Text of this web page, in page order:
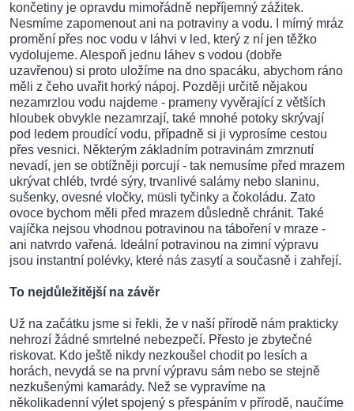
končetiny je opravdu mimořádně nepříjemný zážitek.
Nesmíme zapomenout ani na potraviny a vodu. I mírný mráz
promění přes noc vodu v láhvi v led, který z ní jen těžko
vydolujeme. Alespoň jednu láhev s vodou (dobře
uzavřenou) si proto uložíme na dno spacáku, abychom ráno
měli z čeho uvařit horký nápoj. Později určitě nějakou
nezamrzlou vodu najdeme - prameny vyvěrající z větších
hloubek obvykle nezamrzají, také mnohé potoky skrývají
pod ledem proudící vodu, případně si ji vyprosíme cestou
přes vesnici. Některým základním potravinám zmrznutí
nevadí, jen se obtížněji porcují - tak nemusíme před mrazem
ukrývat chléb, tvrdé sýry, trvanlivé salámy nebo slaninu,
sušenky, ovesné vločky, müsli tyčinky a čokoládu. Zato
ovoce bychom měli před mrazem důsledně chránit. Také
vajíčka nejsou vhodnou potravinou na táboření v mraze -
ani natvrdo vařená. Ideální potravinou na zimní výpravu
jsou instantní polévky, které nás zasytí a současně i zahřejí.
To nejdůležitější na závěr
Už na začátku jsme si řekli, že v naší přírodě nám prakticky
nehrozí žádné smrtelné nebezpečí. Přesto je zbytečné
riskovat. Kdo ještě nikdy nezkoušel chodit po lesích a
horách, nevydá se na první výpravu sám nebo se stejně
nezkušenými kamarády. Než se vypravíme na
několikadenní výlet spojený s přespáním v přírodě, naučíme